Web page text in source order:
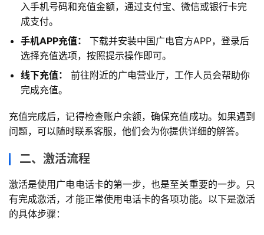
入手机号码和充值金额，通过支付宝、微信或银行卡完
成支付。
手机APP充值：
下载并安装中国广电官方APP，登录后
选择充值选项，按照提示操作即可。
线下充值：
前往附近的广电营业厅，工作人员会帮助你
完成充值。
充值完成后，记得检查账户余额，确保充值成功。如果遇到
问题，可以随时联系客服，他们会为你提供详细的解答。
二、激活流程
激活是使用广电电话卡的第一步，也是至关重要的一步。只
有完成激活，才能正常使用电话卡的各项功能。以下是激活
的具体步骤：